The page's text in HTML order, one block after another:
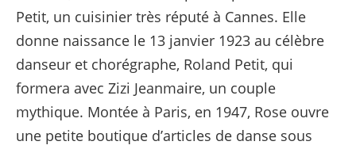
Petit, un cuisinier très réputé à Cannes. Elle
donne naissance le 13 janvier 1923 au célèbre
danseur et chorégraphe, Roland Petit, qui
formera avec Zizi Jeanmaire, un couple
mythique. Montée à Paris, en 1947, Rose ouvre
une petite boutique d’articles de danse sous